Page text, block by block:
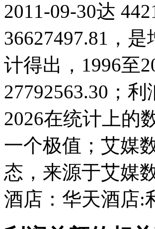
2011-09-30达
36627497.81，
计得出，1996至
27792563.30；
2026在统计上的
一个极值；艾媒
态，来源于艾媒
酒店：华天酒店: